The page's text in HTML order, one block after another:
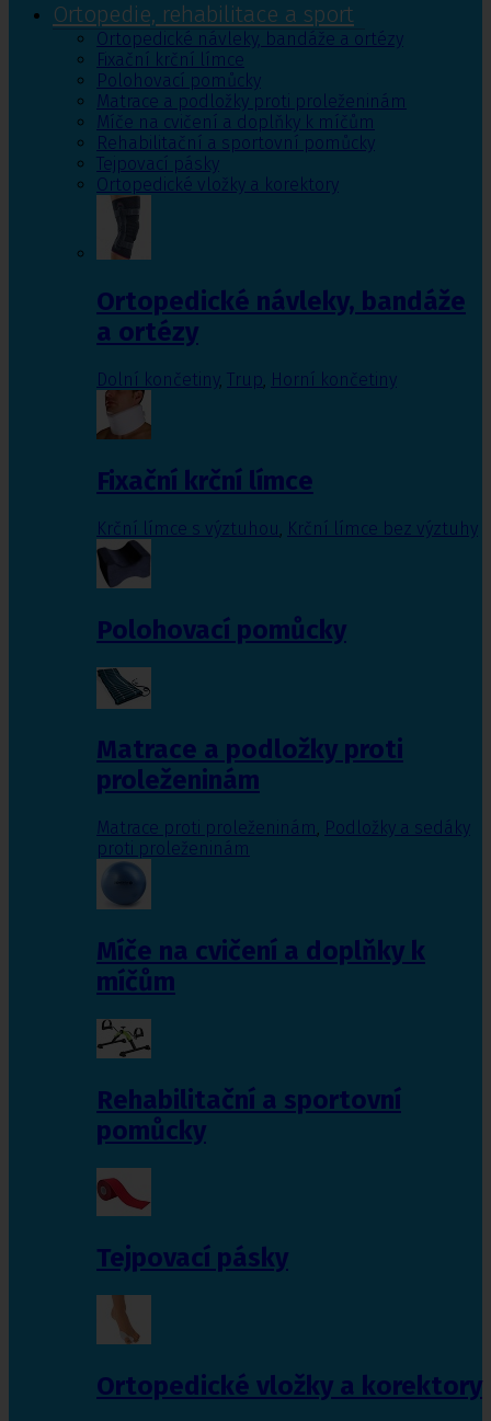
Ortopedie, rehabilitace a sport
Ortopedické návleky, bandáže a ortézy
Fixační krční límce
Polohovací pomůcky
Matrace a podložky proti proleženinám
Míče na cvičení a doplňky k míčům
Rehabilitační a sportovní pomůcky
Tejpovací pásky
Ortopedické vložky a korektory
Ortopedické návleky, bandáže
a ortézy
Dolní končetiny, Trup, Horní končetiny
Fixační krční límce
Krční límce s výztuhou Krční límce bez výztuhy
Polohovací pomůcky
Matrace a podložky proti
proleženinám
Matrace proti proleženinám, Podložky a sedáky
proti proleženinám
Míče na cvičení a doplňky k
míčům
Rehabilitační a sportovní
pomůcky
Tejpovací pásky
Ortopedické vložky a korektory